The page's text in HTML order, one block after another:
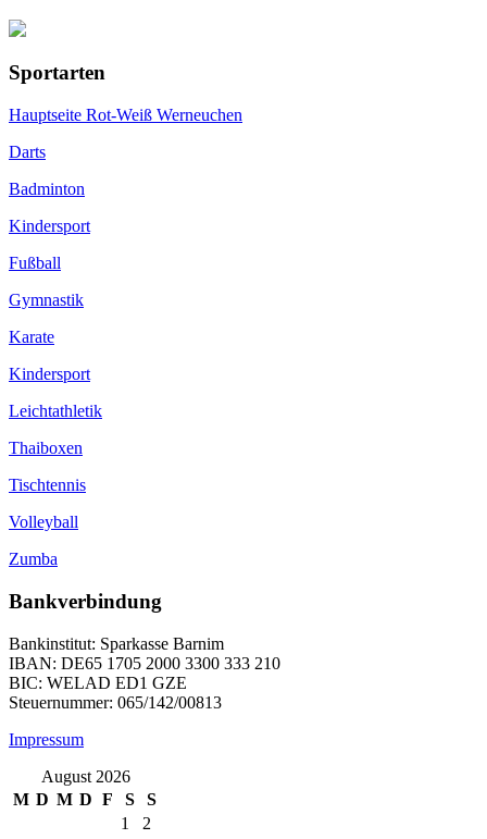
Sportarten
Hauptseite Rot-Weiß Werneuchen
Darts
Badminton
Kindersport
Fußball
Gymnastik
Karate
Kindersport
Leichtathletik
Thaiboxen
Tischtennis
Volleyball
Zumba
Bankverbindung
Bankinstitut: Sparkasse Barnim
IBAN: DE65 1705 2000 3300 333 210
BIC: WELAD ED1 GZE
Steuernummer: 065/142/00813
Impressum
August 2026
M D M D F S
S
1
2